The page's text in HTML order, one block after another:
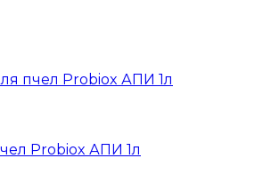
Probiox АПИ 1л